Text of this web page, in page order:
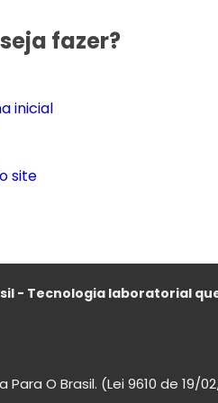
fazer?
inicial
site
- Tecnologia laboratorial
O Brasil. (Lei 9610 de 19/